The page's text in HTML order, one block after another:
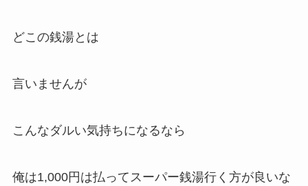
どこの銭湯とは
言いませんが
こんなダルい気持ちになるなら
俺は1,000円は払ってスーパー銭湯行く方が良いな